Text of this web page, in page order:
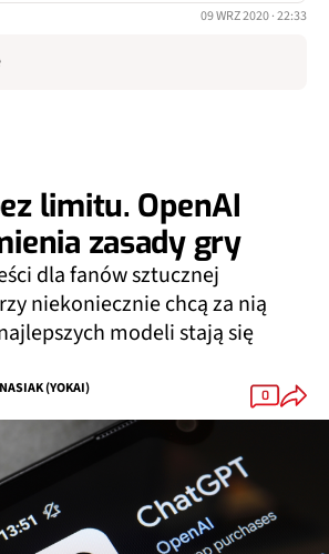
09 WRZ 2020 · 22:33
limitu. OpenAI
zasady gry
dla fanów sztucznej
niekoniecznie chcą za nią
modeli stają się
(YOKAI)
0